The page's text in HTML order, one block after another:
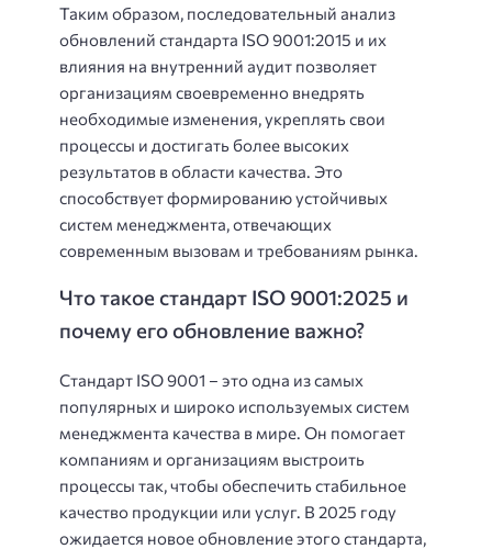
Таким образом, последовательный анализ
обновлений стандарта ISO 9001:2015 и их
влияния на внутренний аудит позволяет
организациям своевременно внедрять
необходимые изменения, укреплять свои
процессы и достигать более высоких
результатов в области качества. Это
способствует формированию устойчивых
систем менеджмента, отвечающих
современным вызовам и требованиям рынка.
Что такое стандарт ISO 9001:2025 и
почему его обновление важно?
Стандарт ISO 9001 – это одна из самых
популярных и широко используемых систем
менеджмента качества в мире. Он помогает
компаниям и организациям выстроить
процессы так, чтобы обеспечить стабильное
качество продукции или услуг. В 2025 году
ожидается новое обновление этого стандарта,